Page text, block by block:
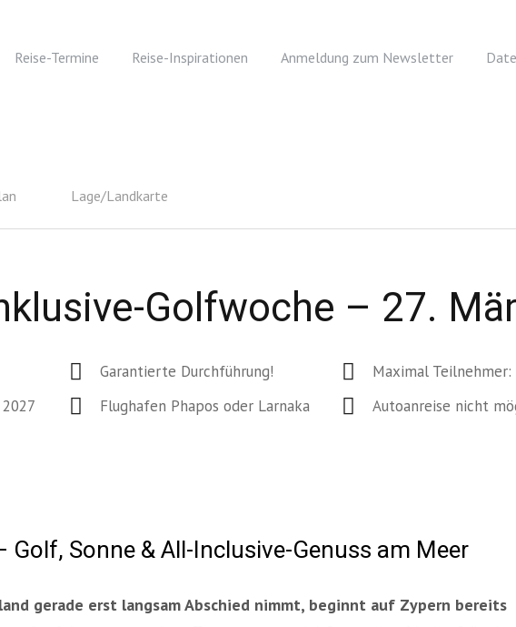
Reise-Termine Reise-Inspirationen Anmeldung zum Newsletter
Lage/Landkarte
Golfwoche – 27.
Garantierte Durchführung!
Maximal Teilnehmer:
Flughafen Phapos oder Larnaka
Autoanreise nicht
Golf, Sonne & All-Inclusive-Genuss am Meer
gerade erst langsam Abschied nimmt, beginnt auf Zypern bereits